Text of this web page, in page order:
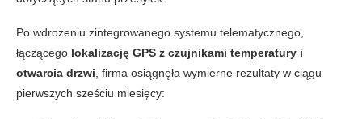
Po wdrożeniu zintegrowanego systemu telematycznego,
łączącego lokalizację GPS z czujnikami temperatury i
otwarcia drzwi , firma osiągnęła wymierne rezultaty w ciągu
pierwszych sześciu miesięcy: